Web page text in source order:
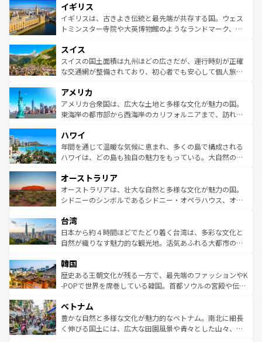
いる。シャンパンの発祥地であるランス、プロヴァンスの
香り高いラベンダー畑など、多彩な楽しみ方が可能だ。さ
らに、パリ以外の地域にも魅力が溢れており、どの街角に
れる地方に足を運ぶとそれぞれで全く異なる文化を体験で
きるだろう。 なお、新着のフランス情報はコンテンツ一覧
を参照してほしい。
顔を持つこの国は、どこを歩いても飽きることがない。ベ
ルリンの文化的活気、バイエルン州のアルプスの絶景、そ
してライン川沿いのワイン畑といった風景は必見。ビール
は、お酒好きな人にはぜひ体験してほしい。 なお、新着の
ドイツ情報はコンテンツ一覧を参照してほしい。
イギリス
イギリスは、古きよき伝統と最先端が共存する国。ウェス
トミンスター寺院や大英博物館のようなランドマーク、歴
リアごとに異なる魅力がある。また、優雅なアフタヌーン
ティー、ビール好きにはたまらない英国パブ、サッカー観
戦など、本場だからこそできる体験も豊富。イギリスを旅
ンツ一覧を参照してほしい。
スイス
スイスの国土面積は九州ほどの広さだが、運行時刻が正確
な交通網が整備されており、初心者でも安心して個人旅行
の建物がそのまま残る町や、スイスならではのユニークな
博物館もあり、アルプス観光だけでなく町歩きも満喫する
ことができる。国民の所得が高いため物価も高いが、旅行
ば市内交通費無料で観光を楽しむこともできる。 なお、新
着のスイス情報はコンテンツ一覧 を参照してほしい。
アメリカ
アメリカ合衆国は、広大な土地と多様な文化が魅力の国。
東海岸の都市部から西海岸のカリフォルニアまで、訪れる
のような巨大都市は、観光、ショッピング、エンターテイ
ンメントが詰まった刺激的なスポットだ。一方、アメリカ
西部には大自然が広がり、グランドキャニオンやイエロー
部のニューオーリンズでは、音楽と美食が融合した独特の
文化が魅力。旅行者はアメリカの各地域で異なる魅力を楽
しみながら、その多様性と豊かな歴史を感じることができ
ならではの贅沢な旅のスタイルだ。 なお、新着のアメリカ
情報はコンテンツ一覧を参照してほしい。
ハワイ
年間を通じて温暖な気候に恵まれ、多くの島で構成される
ハワイは、どの島も独自の魅力をもっている。大自然の神
ワイ島は見逃せない。また、定番の観光地といえばオアフ
島だが、静かな自然を求めるならマウイ島やカウアイ島が
おすすめ。エメラルドグリーンに輝く海をはじめ、豊かな
れるおもてなしの心で訪れる人々を迎えてくれるハワイの
人々、おいしいローカルフードやハワイアンミュージッ
ク、伝統的なフラダンスなど、すべてがハワイの魅力を彩
ワイを、存分に味わってほしい。 なお、新着のハワイ情報
はコンテンツ一覧を参照してほしい。
オーストラリア
オーストラリアは、壮大な自然と多様な文化が魅力の国。
シドニーのシンボルであるシドニー・オペラハウス、オー
リアリーフや大陸中央部にそびえるウルル（エアーズロッ
ク）、タスマニアの美しい原生林やケアンズの熱帯雨林な
ど、見どころがたくさん。また、カフェやワイン、オージ
いる。アクティビティも充実しており、サーフィンやダイ
ビング、ハイキングなど、アウトドア好きにはたまらな
い。オーストラリアの多彩な魅力を存分に味わいつくそ
参照してほしい。
台湾
日本から約４時間ほどでたどり着く台湾は、多彩な文化と
自然が織りなす魅力的な観光地。活気あふれる大都市の台
ン）、静ひつな山岳地帯である台湾東部など、都市の喧騒
と山間の静けさが共存しており、訪れる人に新しい発見と
驚きをもたらしてくれる。また、奥深い台湾の食文化も魅
容にもいいと評判のスイーツなど、バラエティ豊かな料理
が味わえる。 なお、新着の台湾情報は コンテンツ一覧を参
照してほしい。
韓国
歴史ある王朝文化が残る一方で、最先端のファッションやK
-POPで世界を席巻している韓国。首都ソウルの宮殿や伝統
き、地方に足を延ばせば四季折々の自然美を楽しむことが
できる。そして、キムチや焼肉、絶品のストリートフード
まで、さまざまな韓国料理が待っている。夜には、韓国な
ベトナム
豊かな自然と多様な文化が魅力的なベトナム。南北に細長
く伸びる国土には、広大な田園風景や青々とした山々、世